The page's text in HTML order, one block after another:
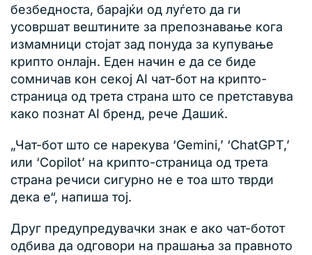
безбедноста, барајќи од луѓето да ги
усовршат вештините за препознавање кога
измамници стојат зад понуда за купување
крипто онлајн. Еден начин е да се биде
сомничав кон секој AI чат-бот на крипто-
страница од трета страна што се претставува
како познат AI бренд, рече Дашиќ.
„Чат-бот што се нарекува ‘Gemini,’ ‘ChatGPT,’
или ‘Copilot’ на крипто-страница од трета
страна речиси сигурно не е тоа што тврди
дека е“, напиша тој.
Друг предупредувачки знак е ако чат-ботот
одбива да одговори на прашања за правното